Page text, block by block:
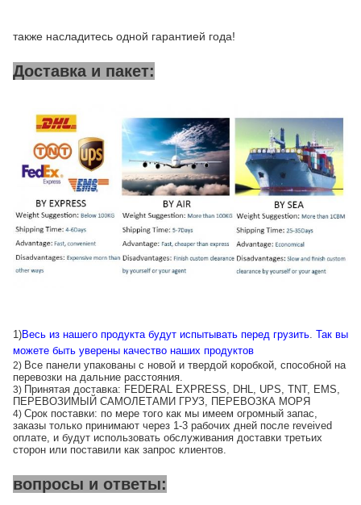
также насладитесь одной гарантией года!
Доставка и пакет:
1)Весь из нашего продукта будут испытывать перед грузить. Так вы
можете быть уверены качество наших продуктов
2) Все панели упакованы с новой и твердой коробкой, способной на
перевозки на дальние расстояния.
3) Принятая доставка: FEDERAL EXPRESS, DHL, UPS, TNT, EMS,
ПЕРЕВОЗИМЫЙ САМОЛЕТАМИ ГРУЗ, ПЕРЕВОЗКА МОРЯ
4) Срок поставки: по мере того как мы имеем огромный запас,
заказы только принимают через 1-3 рабочих дней после reveived
оплате, и будут использовать обслуживания доставки третьих
сторон или поставили как запрос клиентов.
вопросы и ответы: